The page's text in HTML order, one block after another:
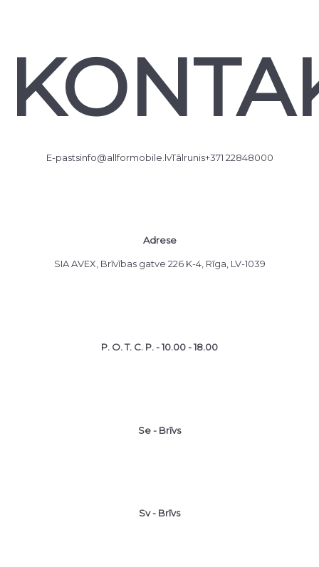
E-pastsinfo@allformobile.lvTālrunis+371 22848000
Adrese
SIA AVEX, Brīvības gatve 226 K-4, Rīga, LV-1039
P. O. T. C. P. - 10.00 - 18.00
Se - Brīvs
Sv - Brīvs